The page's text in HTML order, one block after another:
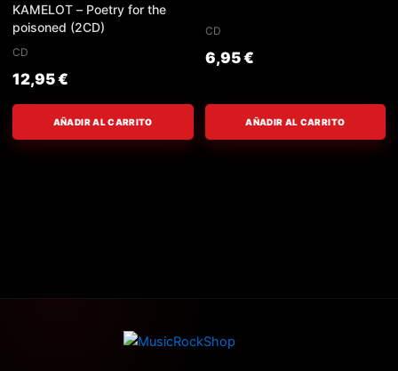
KAMELOT – Poetry for the
poisoned (2CD)
CD
12,95€
AÑADIR AL CARRITO
CD
6,95€
AÑADIR AL CARRITO